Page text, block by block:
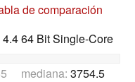
de comparación
64 Bit Single-Core
mediana: 3754.5